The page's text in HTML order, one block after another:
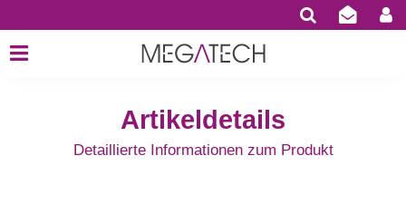
Artikeldetails
Detaillierte Informationen zum Produkt